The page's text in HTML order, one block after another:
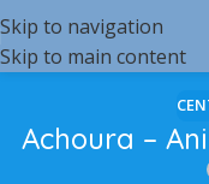
Skip to navigation
Skip to main content
Achoura –